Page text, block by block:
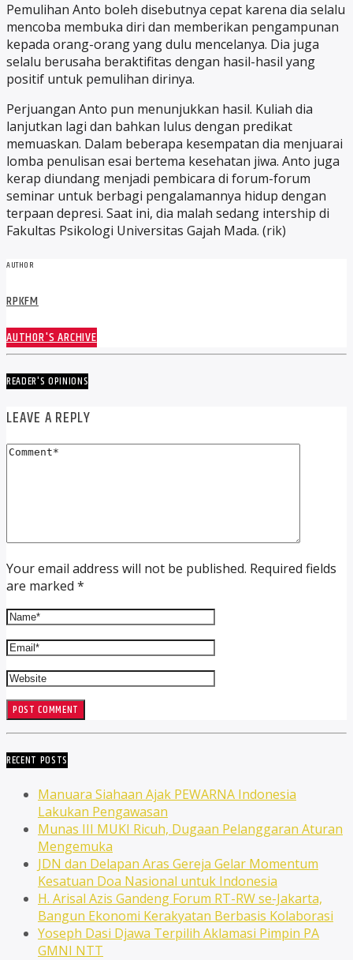
Pemulihan Anto boleh disebutnya cepat karena dia selalu
mencoba membuka diri dan memberikan pengampunan
kepada orang-orang yang dulu mencelanya. Dia juga
selalu berusaha beraktifitas dengan hasil-hasil yang
positif untuk pemulihan dirinya.
Perjuangan Anto pun menunjukkan hasil. Kuliah dia
lanjutkan lagi dan bahkan lulus dengan predikat
memuaskan. Dalam beberapa kesempatan dia menjuarai
lomba penulisan esai bertema kesehatan jiwa. Anto juga
kerap diundang menjadi pembicara di forum-forum
seminar untuk berbagi pengalamannya hidup dengan
terpaan depresi. Saat ini, dia malah sedang intership di
Fakultas Psikologi Universitas Gajah Mada. (rik)
AUTHOR
RPKFM
AUTHOR'S ARCHIVE
READER'S OPINIONS
LEAVE A REPLY
Your email address will not be published. Required fields
are marked *
RECENT POSTS
Manuara Siahaan Ajak PEWARNA Indonesia
Lakukan Pengawasan
Munas III MUKI Ricuh, Dugaan Pelanggaran Aturan
Mengemuka
JDN dan Delapan Aras Gereja Gelar Momentum
Kesatuan Doa Nasional untuk Indonesia
H. Arisal Azis Gandeng Forum RT-RW se-Jakarta,
Bangun Ekonomi Kerakyatan Berbasis Kolaborasi
Yoseph Dasi Djawa Terpilih Aklamasi Pimpin PA
GMNI NTT